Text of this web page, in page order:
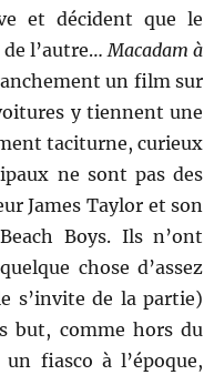
et décident que le
l’autre… Macadam à
un film sur
y tiennent une
taciturne, curieux
ne sont pas des
James Taylor et son
Boys. Ils n’ont
chose d’assez
s’invite de la partie)
but, comme hors du
fiasco à l’époque,